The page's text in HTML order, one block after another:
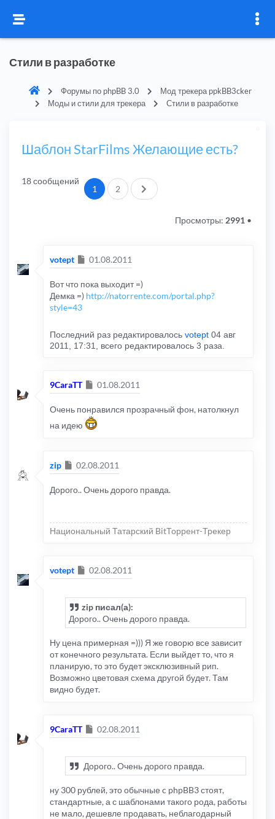
Стили в разработке
Форумы по phpBB 3.0
Мод трекера ppkBB3cker
Моды и стили для трекера
Стили в разработке
Шаблон StarFilms Желающие есть?
18 сообщений
1 2 След.
Просмотры: 2991 •
votept Сообщение
01.08.2011
Вот что пока выходит =)
Демка =) http://natorrente.com/portal.php?
style=43
Последний раз редактировалось votept 04 авг
2011, 17:31, всего редактировалось 3 раза.
9CaraTT Сообщение
01.08.2011
Очень понравился прозрачный фон, натолкнул
на идею
zip Сообщение
02.08.2011
Дорого.. Очень дорого правда.
Национальный Татарский BitТоррент-Трекер
votept Сообщение
02.08.2011
zip писал(а):
Дорого.. Очень дорого правда.
Ну цена примерная =))) Я же говорю все зависит
от конечного результата. Если выйдет то, что я
планирую, то это будет эксклюзивный рип.
Возможно цветовая схема другой будет. Там
видно будет.
9CaraTT Сообщение
02.08.2011
Дорого.. Очень дорого правда.
ну 300 рублей, это обычные c phpBB3 стоят,
стандартные, а с шаблонами такого рода, работы
не мало, дешевле продавать, неблагодарный